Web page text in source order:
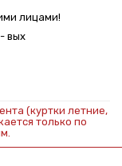
лицами!
вых
(куртки летние,
только по